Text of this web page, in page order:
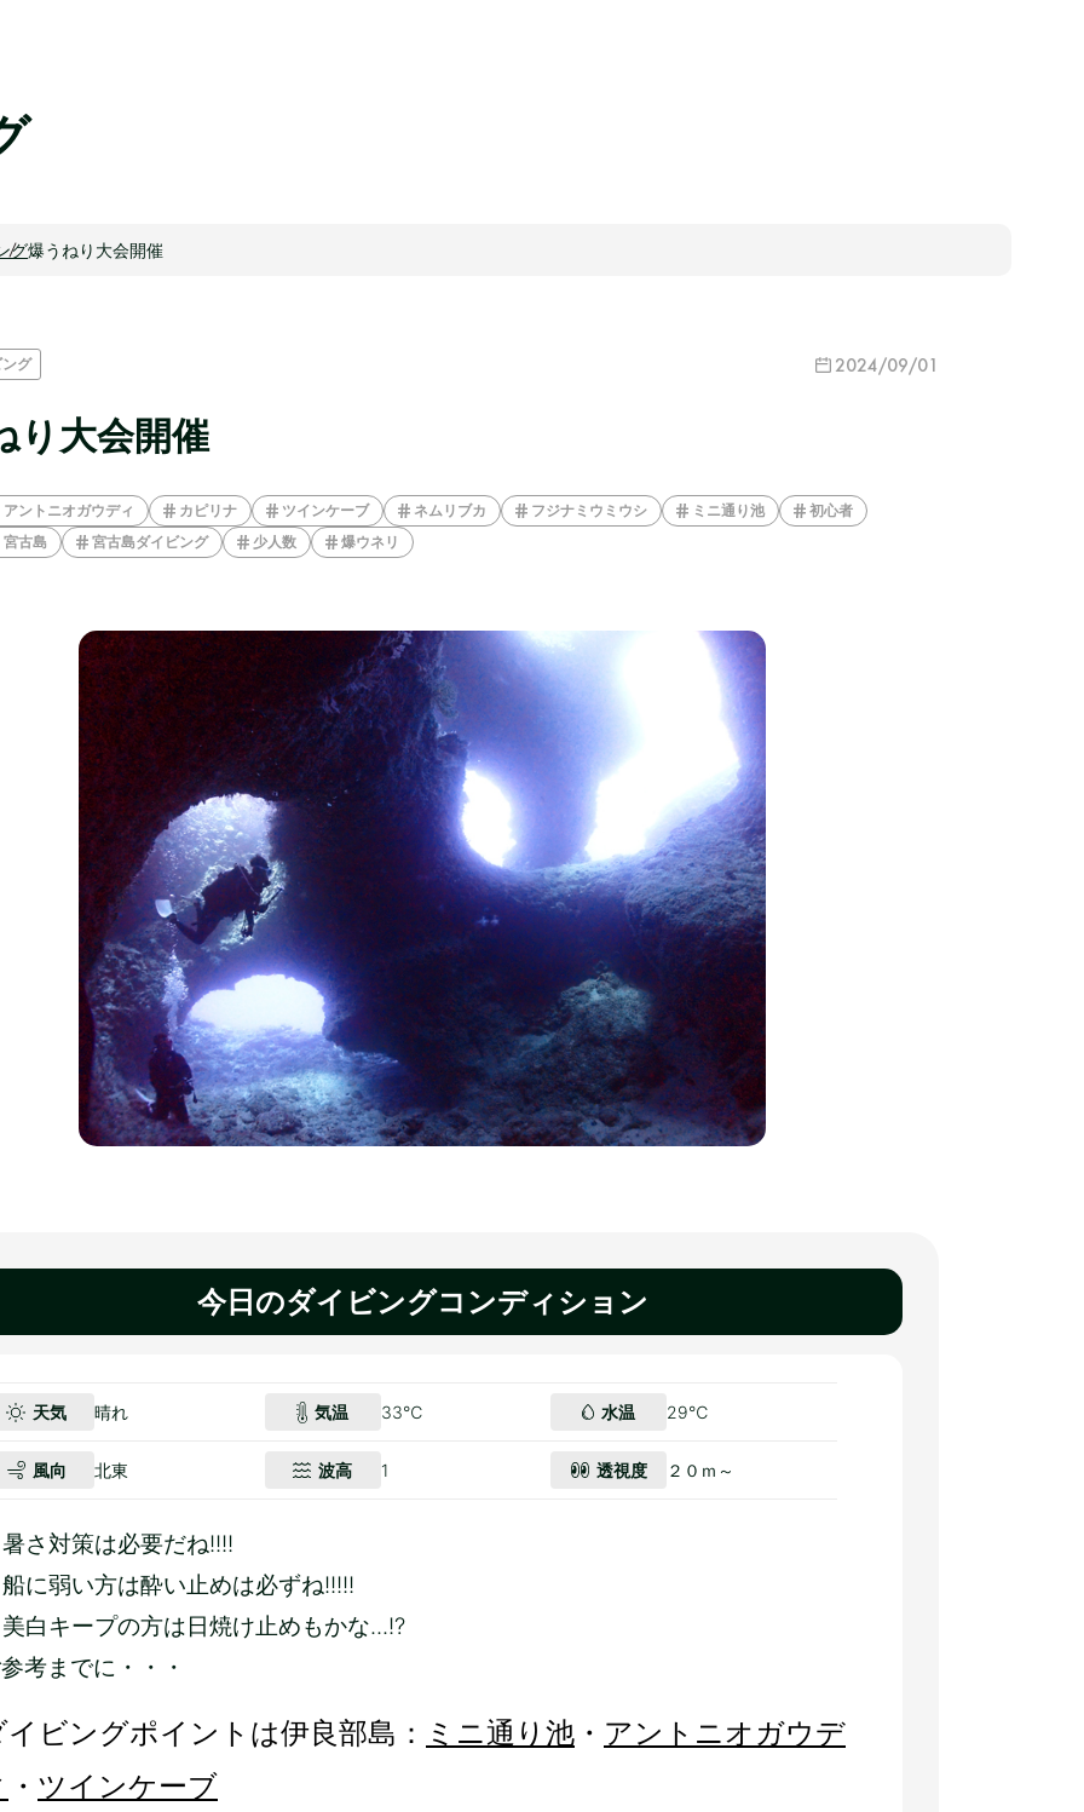
グ爆うねり大会開催
グ 2024/09/01
り大会開催
アントニオガウディ カピリナ ツインケーブ ネムリブカ フジナミウミウシ ミニ通り池
初心者
宮古島
宮古島ダイビング 少人数 爆ウネリ
今日のダイビングコンディション
天気 晴れ 気温 33℃ 水温 29℃
風向 北東 波高 1 透視度 ２０ｍ～
さ対策は必要だね!!!!
に弱い方は酔い止めは必ずね!!!!!
白キープの方は日焼け止めもかな...!?
考までに・・・
イビングポイントは伊良部島： ミニ通り池 ・ アントニオガウデ
・ ツインケーブ